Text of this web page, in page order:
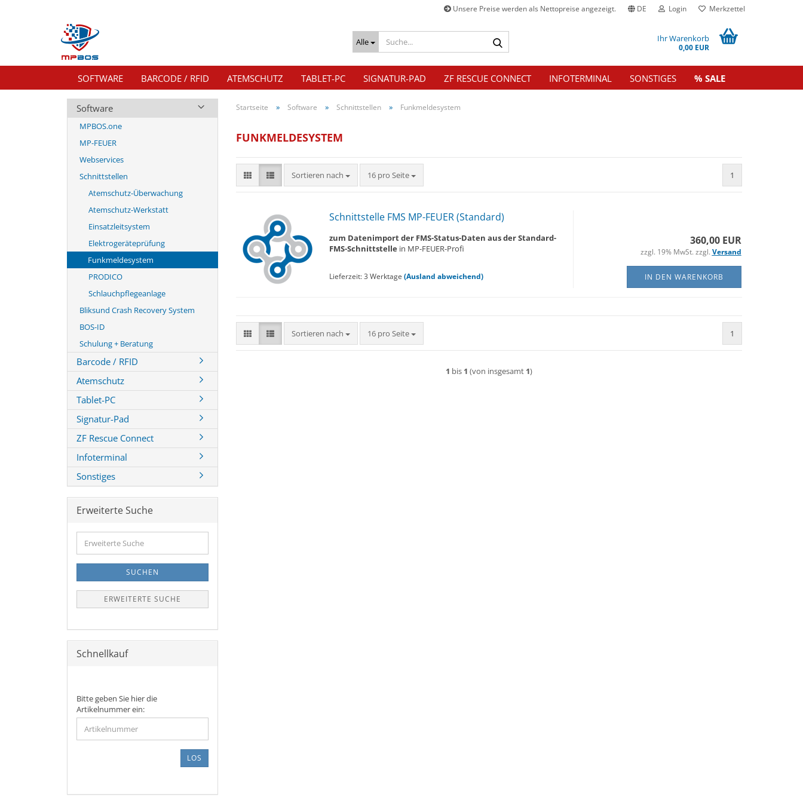
Unsere Preise werden als Nettopreise angezeigt. DE Login Merkzettel
Alle Ihr Warenkorb
0,00 EUR
SOFTWARE BARCODE / RFID ATEMSCHUTZ TABLET-PC SIGNATUR-PAD ZF RESCUE CONNECT INFOTERMINAL SONSTIGES % SALE
Startseite » Software » Schnittstellen » Funkmeldesystem
FUNKMELDESYSTEM
Sortieren nach
Sortieren nach 16 pro Seite
pro Seite 1
Schnitt­stel­le FMS MP-​FEUER (Stan­dard)
zum Da­ten­im­port der FMS-​Status-Daten aus der Standard-​
FMS-Schnittstelle in MP-​FEUER-Profi
Lieferzeit: 3 Werktage (Ausland abweichend)
360,00 EUR
zzgl. 19% MwSt. zzgl. Versand
IN DEN WARENKORB
Sortieren nach
Sortieren nach 16 pro Seite
pro Seite 1
1 bis 1 (von insgesamt 1)
Software
MPBOS.one
MP-FEUER
Webservices
Schnittstellen
Atemschutz-Überwachung
Atemschutz-Werkstatt
Einsatzleitsystem
Elektrogeräteprüfung
Funkmeldesystem
PRODICO
Schlauchpflegeanlage
Bliksund Crash Recovery System
BOS-ID
Schulung + Beratung
Barcode / RFID
Atemschutz
Tablet-PC
Signatur-Pad
ZF Rescue Connect
Infoterminal
Sonstiges
Erweiterte Suche
Suche
SUCHEN
ERWEITERTE SUCHE
Schnellkauf
BITTE
GEBEN
SIE
HIER
DIE
Bitte geben Sie hier die
Artikelnummer ein:
LOS